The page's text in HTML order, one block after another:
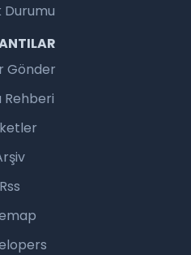
Durumu
Gönder
Rehberi
Rss